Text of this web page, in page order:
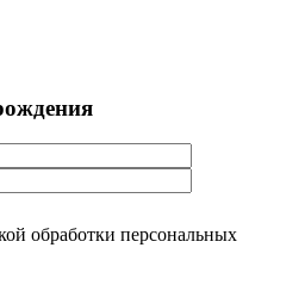
обработки персональных